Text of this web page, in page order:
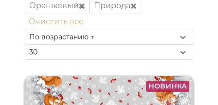
Оранжевый
Природа
Очистить все
НОВИНКА